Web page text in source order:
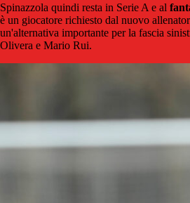
Spinazzola quindi resta in Serie A e al
è un giocatore richiesto dal nuovo
un'alternativa importante per la fascia
Olivera e Mario Rui.